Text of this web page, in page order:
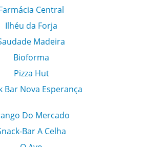
Central
Ilhéu da Forja
Madeira
Bioforma
Pizza Hut
Bar Nova Esperança
Do Mercado
Bar A Celha